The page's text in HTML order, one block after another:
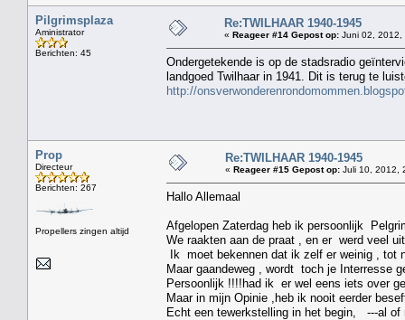
Pilgrimsplaza
Aministrator
Berichten: 45
Re:TWILHAAR 1940-1945
« Reageer #14 Gepost op: Juni 02, 2012,
Ondergetekende is op de stadsradio
landgoed Twilhaar in 1941. Dit is terug te
http://
Prop
Directeur
Berichten: 267
Propellers zingen altijd
Re:TWILHAAR 1940-1945
« Reageer #15 Gepost op: Juli 10, 2012,
Hallo Allemaal
Afgelopen Zaterdag heb ik persoonlijk
We raakten aan de praat , en er werd veel
Ik moet bekennen dat ik zelf er weinig , tot
Maar gaandeweg , wordt toch je Interresse
Persoonlijk !!!!had ik er wel eens iets over
Maar in mijn Opinie ,heb ik nooit eerder
Echt een tewerkstelling in het begin, ---al of